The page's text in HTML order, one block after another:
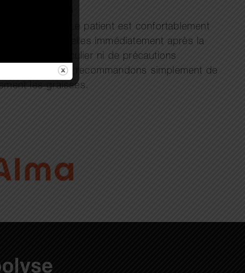
en moyenne. Le patient est confortablement
habituelles immédiatement après la
particulier ni de précautions
Nous recommandons simplement de
les graisses.